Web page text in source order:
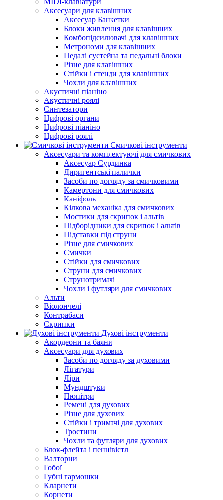
MIDI-клавіатури
Аксесуари для клавішних
Аксесуар Банкетки
Блоки живлення для клавішних
Комбопідсилювачі для клавішних
Метрономи для клавішних
Педалі сустейна та педальні блоки
Різне для клавішних
Стійки і стенди для клавішних
Чохли для клавішних
Акустичні піаніно
Акустичні роялі
Синтезатори
Цифрові органи
Цифрові піаніно
Цифрові роялі
Смичкові інструменти
Аксесуари та комплектуючі для смичкових
Аксесуар Сурдинка
Диригентські палички
Засоби по догляду за смичковими
Камертони для смичкових
Каніфоль
Кілкова механіка для смичкових
Мостики для скрипок і альтів
Підборiдники для скрипок і альтів
Підставки під струни
Різне для смичкових
Смички
Стійки для смичкових
Струни для смичкових
Струнотримачі
Чохли і футляри для смичкових
Альти
Віолончелі
Контрабаси
Скрипки
Духові інструменти
Акордеони та баяни
Аксесуари для духових
Засоби по догляду за духовими
Лігатури
Ліри
Мундштуки
Пюпітри
Ремені для духових
Різне для духових
Стійки і тримачі для духових
Тростини
Чохли та футляри для духових
Блок-флейта і пеннівістл
Валторни
Гобої
Губні гармошки
Кларнети
Корнети